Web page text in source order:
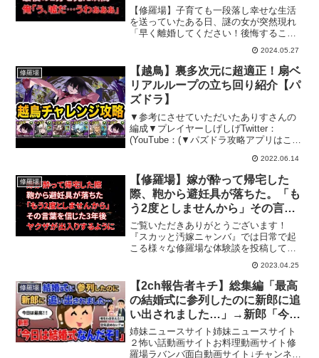
さい！後悔することになります」
聞く耳を持たなかったがスマホの
映像を見せられ俺は青ざめ泣き叫
【修羅場】子育ても一段落し幸せな生活
を送っていたある日、謎の女が突然現れ
「早く離婚してください！後悔すること
になります」聞く耳を持たなかったがス
マホの映像を見せられ俺は青ざめ泣き叫
ぶことになる…『スカッと汚嫁ニャン
バ』では日常で起こる様々な...
2024.05.27
修羅場
【越鳥】裏多次元に超適正！扇ベ
リアルループの立ち回り紹介【パ
ズドラ】
▼参考にさせていただいたありすさんの
編成▼プレイヤーしげしげTwitter：
(YouTube：(▼パズドラ攻略アプリはこち
TV#裏多次元#越鳥#忍野扇#ベリアル#攻
略#編成
2022.06.14
修羅場
【修羅場】嫁が酔って帰宅した
際、鞄から避妊具が落ちた。「も
う2度としませんから」その言葉
を信じた3年後ヤクザが出入りす
るように
ご覧いただきありがとうございます！
『スカッと汚嫁ニャンバ』では日常で起
こる様々な修羅場な体験談を投稿してお
ります。是非チャンネル登録をお願いい
たします！※動画は著作権で保護されて
おります。無断転載、2次利用、当社オリ
ジナルシナリオの流用、改...
2023.04.25
修羅場
【2ch報告者キチ】総集編「最高
の結婚式に参列したのに新郎に追
い出されました…」→新郎「今日
は結婚式なんだぞ！」【ゆっくり
解説】【作業用】
姉妹ニュースサイト姉妹ニュースサイト
２怖い話動画サイトお料理動画サイト修
羅場ラバンバ面白動画サイト↓チャンネル